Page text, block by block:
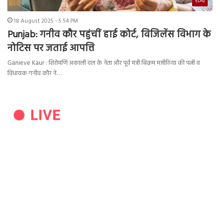
18 August 2025 - 5:54 PM
Punjab: गनीव कौर पहुंचीं हाई कोर्ट, विजिलेंस विभाग के
नोटिस पर जताई आपत्ति
Ganieve Kaur : शिरोमणि अकाली दल के नेता और पूर्व मंत्री बिक्रम मजीठिया की पत्नी व
विधायक गनीव कौर ने…